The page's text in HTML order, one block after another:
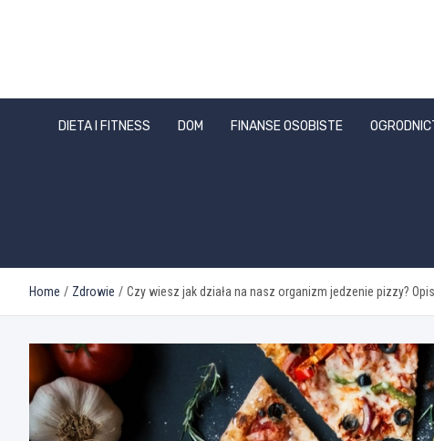
DIETA I FITNESS DOM FINANSE OSOBISTE
Home Zdrowie Czy wiesz jak działa na nasz organizm jedzenie pizzy?